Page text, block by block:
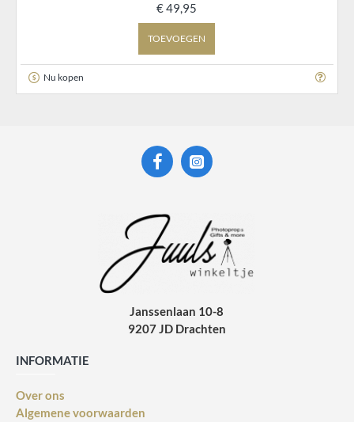
€ 49,95
TOEVOEGEN
Nu kopen
Janssenlaan 10-8
9207 JD Drachten
INFORMATIE
Over ons
Algemene voorwaarden